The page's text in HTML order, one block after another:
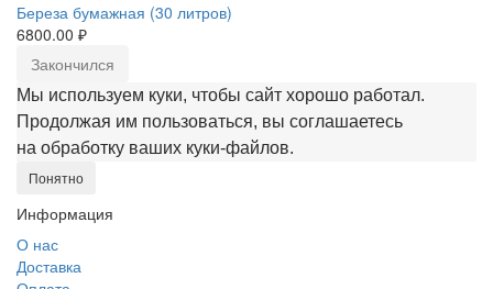
Береза бумажная (30 литров)
6800.00 ₽
Закончился
Мы используем куки, чтобы сайт хорошо работал.
Продолжая им пользоваться, вы соглашаетесь
на обработку ваших куки‑файлов.
Понятно
Информация
О нас
Доставка